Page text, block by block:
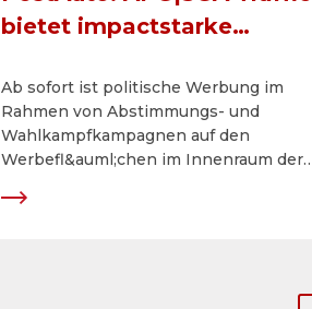
bietet impactstarke
öffentlichen Verkehr
Ab sofort ist politische Werbung im
Rahmen von Abstimmungs- und
Wahlkampfkampagnen auf den
Werbefl&auml;chen im Innenraum der